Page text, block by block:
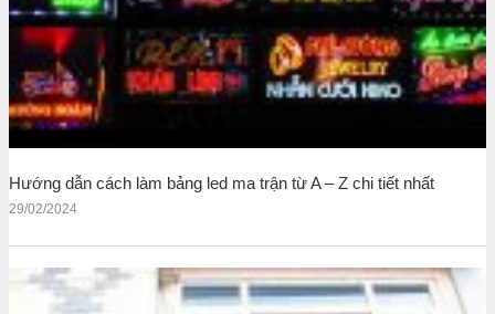
Hướng dẫn cách làm bảng led ma trận từ A – Z chi tiết nhất
29/02/2024